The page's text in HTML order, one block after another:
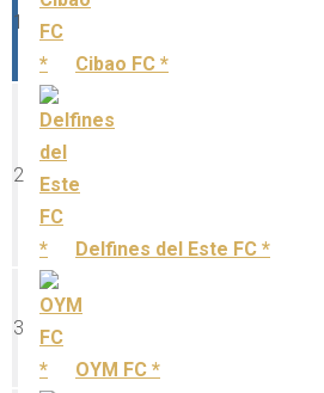
1
Cibao FC *
2
Delfines del Este FC *
3
OYM FC *